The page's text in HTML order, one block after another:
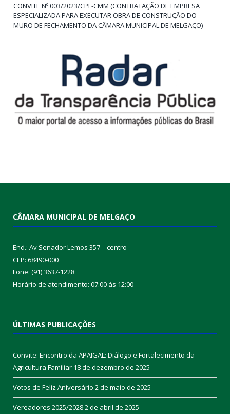
CONVITE Nº 003/2023/CPL-CMM (CONTRATAÇÃO DE EMPRESA
ESPECIALIZADA PARA EXECUTAR OBRA DE CONSTRUÇÃO DO
MURO DE FECHAMENTO DA CÂMARA MUNICIPAL DE MELGAÇO)
CÂMARA MUNICIPAL DE MELGAÇO
End.: Av Senador Lemos 357 – centro
CEP: 68490-000
Fone: (91) 3637-1228
Horário de atendimento: 07:00 às 12:00
ÚLTIMAS PUBLICAÇÕES
Convite: Encontro da APAIGAL: Diálogo e Fortalecimento da
Agricultura Familiar 18 de dezembro de 2025
Votos de Feliz Aniversário 2 de maio de 2025
Vereadores 2025/20282 de abril de 2025